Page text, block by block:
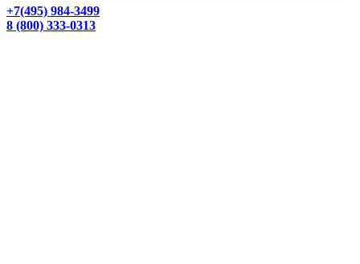
+7(495) 984-3499
8 (800) 333-0313